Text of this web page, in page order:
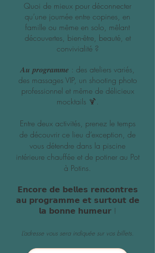
Quoi de mieux pour déconnecter
qu’une journée entre copines, en
famille ou même en solo, mêlant
découvertes, bien-être, beauté, et
convivialité ?
𝑨𝒖 𝒑𝒓𝒐𝒈𝒓𝒂𝒎𝒎𝒆 : des ateliers variés,
des massages VIP, un shooting photo
professionnel et même de délicieux
mocktails 🍹​.
Entre deux activités, prenez le temps
de découvrir ce lieu d’exception, de
vous détendre dans la piscine
intérieure chauffée et de potiner au Pot
à Potins.
𝗘𝗻𝗰𝗼𝗿𝗲 𝗱𝗲 𝗯𝗲𝗹𝗹𝗲𝘀 𝗿𝗲𝗻𝗰𝗼𝗻𝘁𝗿𝗲𝘀
𝗮𝘂 𝗽𝗿𝗼𝗴𝗿𝗮𝗺𝗺𝗲 𝗲𝘁 𝘀𝘂𝗿𝘁𝗼𝘂𝘁 𝗱𝗲
𝗹𝗮 𝗯𝗼𝗻𝗻𝗲 𝗵𝘂𝗺𝗲𝘂𝗿 !
L’adresse vous sera indiquée sur vos billets.